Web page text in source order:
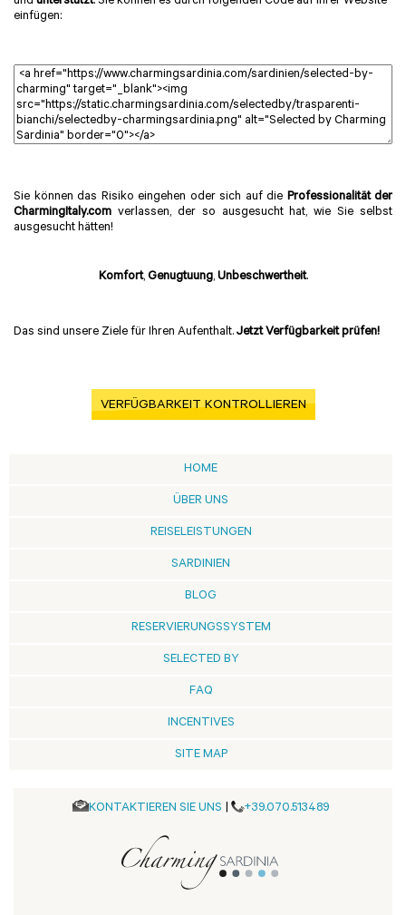
einfügen:
Sie können das Risiko eingehen oder sich auf die Professionalität der
CharmingItaly.com verlassen, der so ausgesucht hat, wie Sie selbst
ausgesucht hätten!
Komfort, Genugtuung, Unbeschwertheit.
Das sind unsere Ziele für Ihren Aufenthalt. Jetzt Verfügbarkeit prüfen!
VERFÜGBARKEIT KONTROLLIEREN
HOME
ÜBER UNS
REISELEISTUNGEN
SARDINIEN
BLOG
RESERVIERUNGSSYSTEM
SELECTED BY
FAQ
INCENTIVES
SITE MAP
KONTAKTIEREN SIE UNS +39.070.513489